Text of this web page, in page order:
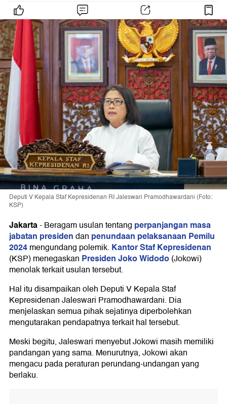
Deputi V Kepala Staf Kepresidenan RI Jaleswari Pramodhawardani (Foto:
KSP)
Jakarta-Beragam usulan tentang perpanjangan masa
jabatan presidendan penundaan pelaksanaan Pemilu
2024mengundang polemik. Kantor Staf Kepresidenan
(KSP) menegaskan Presiden Joko Widodo(Jokowi)
menolak terkait usulan tersebut.
Hal itu disampaikan oleh Deputi V Kepala Staf
Kepresidenan Jaleswari Pramodhawardani. Dia
menjelaskan semua pihak sejatinya diperbolehkan
mengutarakan pendapatnya terkait hal tersebut.
Meski begitu, Jaleswari menyebut Jokowi masih memiliki
pandangan yang sama. Menurutnya, Jokowi akan
mengacu pada peraturan perundang-undangan yang
berlaku.